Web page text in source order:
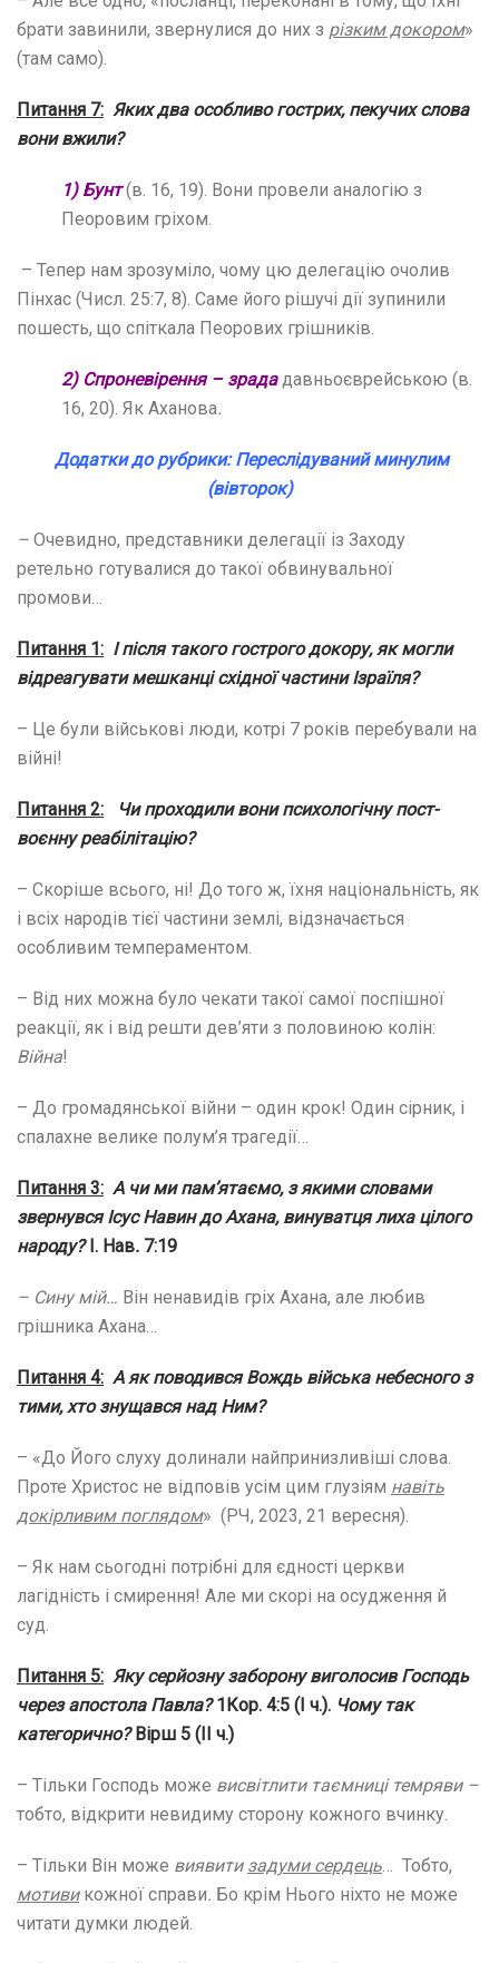
брати завинили, звернулися до них з різким докором»
(там само).
Питання 7: Яких два особливо гострих, пекучих слова
вони вжили?
1) Бунт(в. 16, 19). Вони провели аналогію з
Пеоровим гріхом.
– Тепер нам зрозуміло, чому цю делегацію очолив
Пінхас (Числ. 25:7, 8). Саме його рішучі дії зупинили
пошесть, що спіткала Пеорових грішників.
2) Cпроневірення – зрададавньоєврейською (в.
16, 20). Як Аханова.
Додатки до рубрики: Переслідуваний минулим
(вівторок)
– Очевидно, представники делегації із Заходу
ретельно готувалися до такої обвинувальної
промови…
Питання 1: І після такого гострого докору, як могли
відреагувати мешканці східної частини Ізраїля?
– Це були військові люди, котрі 7 років перебували на
війні!
Питання 2:
Чи проходили вони психологічну пост-
воєнну реабілітацію?
– Скоріше всього, ні! До того ж, їхня національність, як
і всіх народів тієї частини землі, відзначається
особливим темпераментом.
– Від них можна було чекати такої самої поспішної
реакції, як і від решти дев’яти з половиною колін:
Війна!
– До громадянської війни – один крок! Один сірник, і
спалахне велике полум’я трагедії…
Питання 3: А чи ми пам’ятаємо, з якими словами
звернувся Ісус Навин до Ахана, винуватця лиха цілого
народу? І. Нав. 7:19
– Сину мій… Він ненавидів гріх Ахана, але любив
грішника Ахана…
Питання 4: А як поводився Вождь війська небесного з
тими, хто знущався над Ним?
– «До Його слуху долинали найпринизливіші слова.
Проте Христос не відповів усім цим глузіям навіть
докірливим поглядом» (РЧ, 2023, 21 вересня).
– Як нам сьогодні потрібні для єдності церкви
лагідність і смирення! Але ми скорі на осудження й
суд.
Питання 5: Яку серйозну заборону виголосив Господь
через апостола Павла?1Кор. 4:5 (І ч.). Чому так
категорично? Вірш 5 (ІІ ч.)
– Тільки Господь може висвітлити таємниці темряви –
тобто, відкрити невидиму сторону кожного вчинку.
– Тільки Він може виявити задуми сердець… Тобто,
мотивикожної справи. Бо крім Нього ніхто не може
читати думки людей.